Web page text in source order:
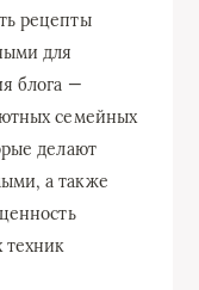
рецепты
для
блога —
семейных
делают
а также
техник